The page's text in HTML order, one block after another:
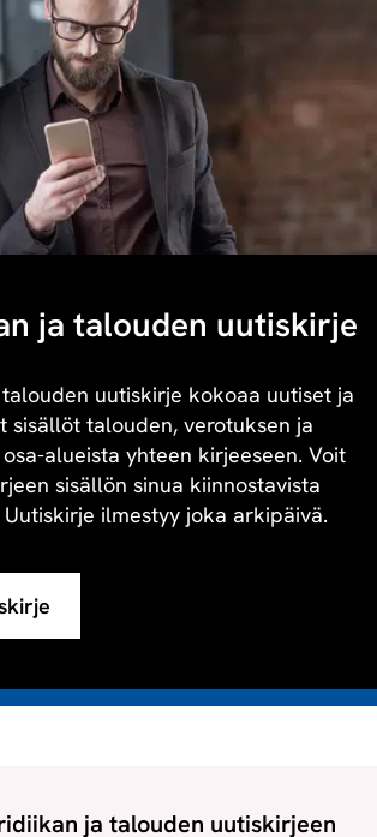
ja talouden uutiskirje
uutiskirje kokoaa uutiset ja
sisällöt talouden, verotuksen ja
alueista yhteen kirjeeseen. Voit
sisällön sinua kiinnostavista
ilmestyy joka arkipäivä.
ja talouden uutiskirjeen